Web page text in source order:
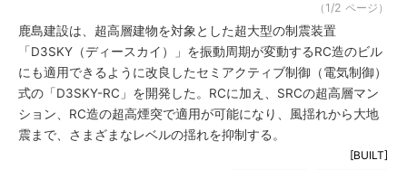
（1/2 ページ）
鹿島建設は、超高層建物を対象とした超大型の制震装置
「D3SKY（ディースカイ）」を振動周期が変動するRC造のビル
にも適用できるように改良したセミアクティブ制御（電気制御）
式の「D3SKY-RC」を開発した。RCに加え、SRCの超高層マン
ション、RC造の超高煙突で適用が可能になり、風揺れから大地
震まで、さまざまなレベルの揺れを抑制する。
[BUILT]